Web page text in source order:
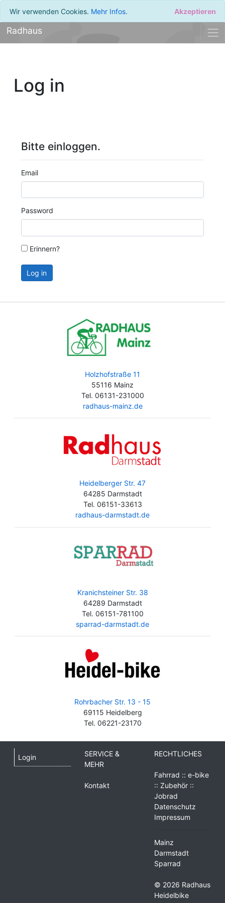
Wir verwenden Cookies. Mehr Infos. Akzeptieren
Radhaus
Log in
Bitte einloggen.
Email
Password
Erinnern?
Log in
Holzhofstraße 11
55116 Mainz
Tel. 06131-231000
radhaus-mainz.de
Heidelberger Str. 47
64285 Darmstadt
Tel. 06151-33613
radhaus-darmstadt.de
Kranichsteiner Str. 38
64289 Darmstadt
Tel. 06151-781100
sparrad-darmstadt.de
Rohrbacher Str. 13 - 15
69115 Heidelberg
Tel. 06221-23170
Login
SERVICE &
MEHR
Kontakt
RECHTLICHES
Fahrrad :: e-bike
:: Zubehör ::
Jobrad
Datenschutz
Impressum
Mainz
Darmstadt
Sparrad
© 2026 Radhaus
Heidelbike